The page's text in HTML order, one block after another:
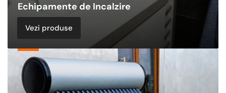
Echipamente de Incalzire
Vezi produse
Panouri
Solare